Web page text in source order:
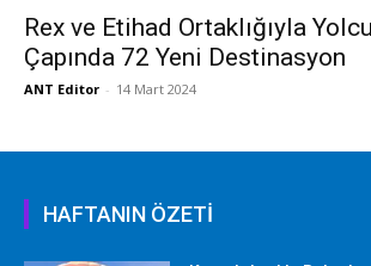
Rex ve Etihad Ortaklığıyla
Çapında 72 Yeni Destinasyon
ANT Editor - 14 Mart 2024
HAFTANIN ÖZETİ